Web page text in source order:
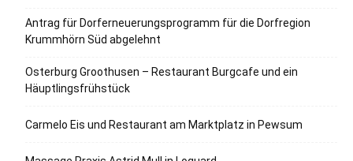
Antrag für Dorferneuerungsprogramm für die Dorfregion
Krummhörn Süd abgelehnt
Osterburg Groothusen – Restaurant Burgcafe und ein
Häuptlingsfrühstück
Carmelo Eis und Restaurant am Marktplatz in Pewsum